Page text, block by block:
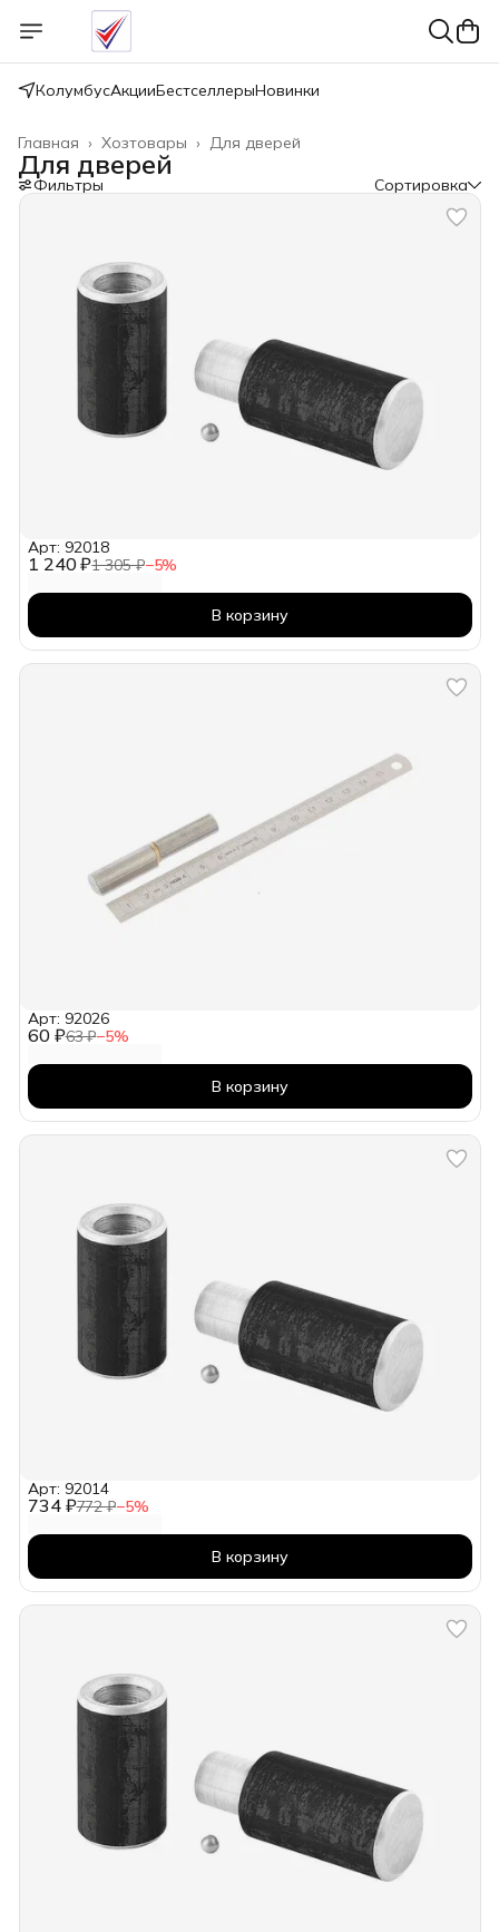
КолумбусАкцииБестселлерыНовинки
Для дверей
Хозтовары ›
Главная ›
Для дверей
Фильтры Сортировка
1 240 ₽1 305 ₽−5%
Арт: 92018
В корзину
60 ₽63 ₽−5%
Арт: 92026
В корзину
734 ₽772 ₽−5%
Арт: 92014
В корзину